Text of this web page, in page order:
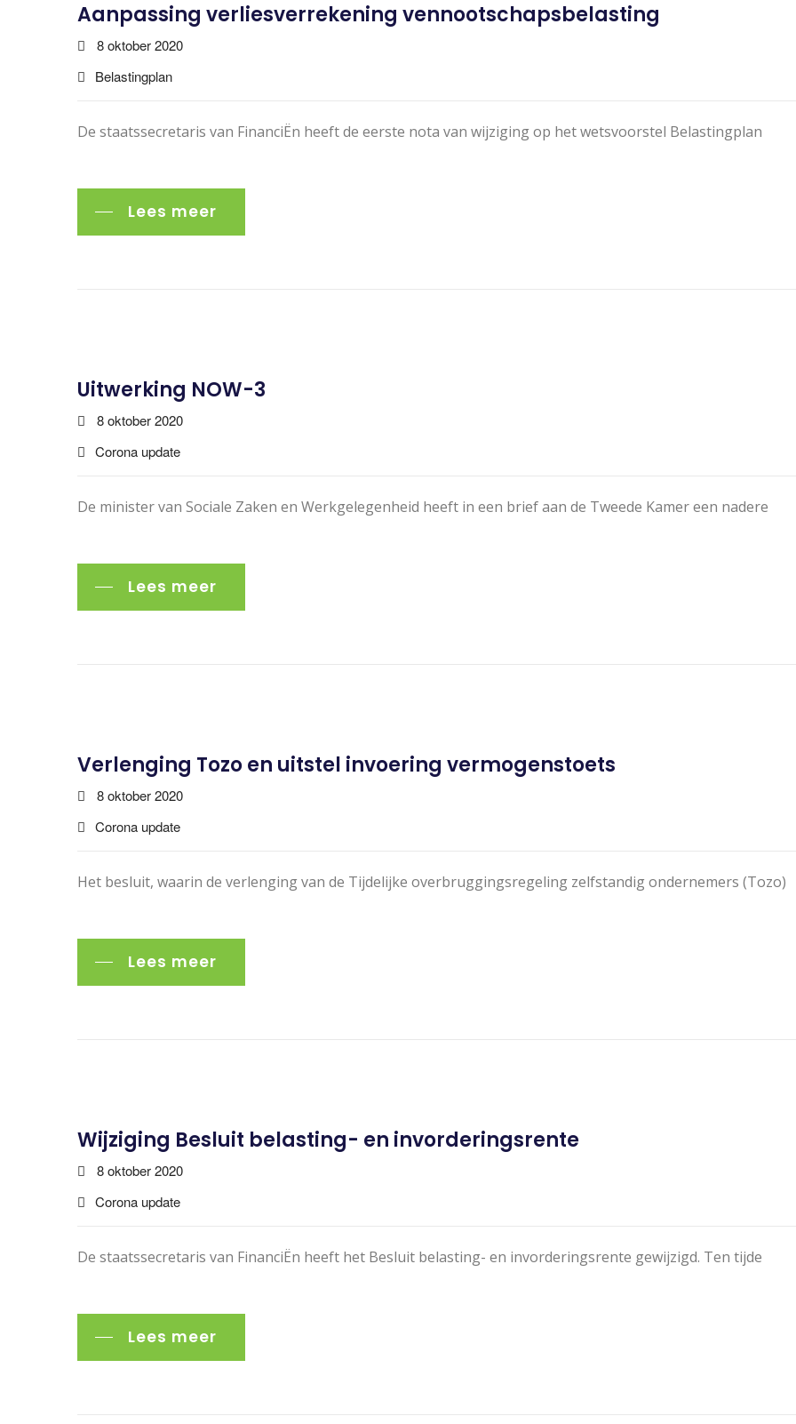
Aanpassing verliesverrekening vennootschapsbelasting
8 oktober 2020
Belastingplan
De staatssecretaris van FinanciËn heeft de eerste nota van wijziging op het wetsvoorstel Belastingplan
Lees meer
Uitwerking NOW-3
8 oktober 2020
Corona update
De minister van Sociale Zaken en Werkgelegenheid heeft in een brief aan de Tweede Kamer een nadere
Lees meer
Verlenging Tozo en uitstel invoering vermogenstoets
8 oktober 2020
Corona update
Het besluit, waarin de verlenging van de Tijdelijke overbruggingsregeling zelfstandig ondernemers (Tozo)
Lees meer
Wijziging Besluit belasting- en invorderingsrente
8 oktober 2020
Corona update
De staatssecretaris van FinanciËn heeft het Besluit belasting- en invorderingsrente gewijzigd. Ten tijde
Lees meer